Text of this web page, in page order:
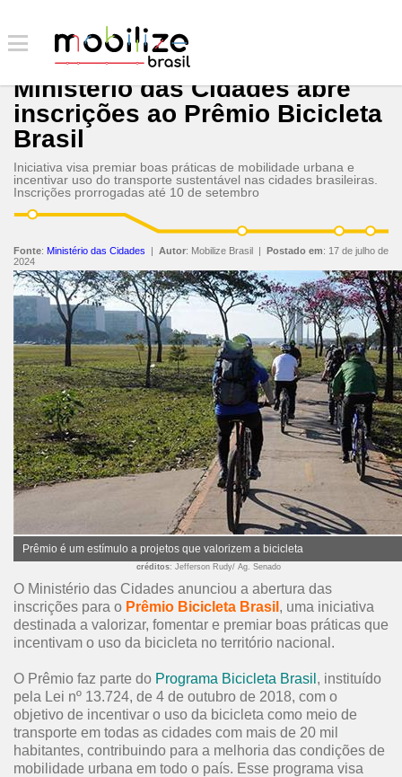
Ministério das Cidades abre
inscrições ao Prêmio Bicicleta
Brasil
Iniciativa visa premiar boas práticas de mobilidade urbana e
incentivar uso do transporte sustentável nas cidades brasileiras.
Inscrições prorrogadas até 10 de setembro
Fonte: Ministério das Cidades | Autor: Mobilize Brasil | Postado em: 17 de julho de
2024
Prêmio é um estímulo a projetos que valorizem a bicicleta
créditos: Jefferson Rudy/ Ag. Senado
O Ministério das Cidades anunciou a abertura das
inscrições para o Prêmio Bicicleta Brasil , uma iniciativa
destinada a valorizar, fomentar e premiar boas práticas que
incentivam o uso da bicicleta no território nacional.
O Prêmio faz parte do Programa Bicicleta Brasil , instituído
pela Lei nº 13.724, de 4 de outubro de 2018, com o
objetivo de incentivar o uso da bicicleta como meio de
transporte em todas as cidades com mais de 20 mil
habitantes, contribuindo para a melhoria das condições de
mobilidade urbana em todo o país. Esse programa visa